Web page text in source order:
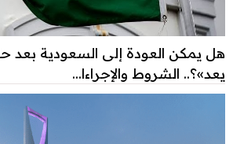
هل يمكن العودة إلى السعودية بعد
يعد»؟.. الشروط والإجراءا...